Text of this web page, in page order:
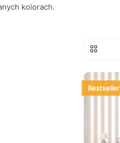
kolorach.
Bestseller